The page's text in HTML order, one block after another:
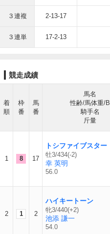
３連複 2-13-17
３連単 17-2-13
競走成績
着
順
枠
番
馬
番
馬名
性齢/馬体重/B
騎手名
斤量
1 8 17
トシファイブスター
牡3/434(-2)
幸 英明
56.0
2 1 2
ハイキートーン
牝3/440(+2)
池添 謙一
54.0